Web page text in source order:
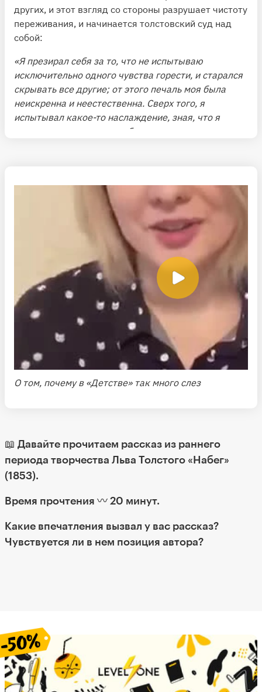
других, и этот взгляд со стороны разрушает чистоту
переживания, и начинается толстовский суд над
собой:
«Я презирал себя за то, что не испытываю
исключительно одного чувства горести, и старался
скрывать все другие; от этого печаль моя была
неискренна и неестественна. Сверх того, я
испытывал какое-то наслаждение, зная, что я
несчастлив, старался возбуждать сознание
🙇 Осознать в себе «эгоистическое чувство»,
преодолеть его с помощью откровенного
самоанализа и найти дорогу назад к стихийному,
синтетическому восприятию — это задача, которую
пытаются решить и герои романов Толстого — Пьер
Безухов, Константин Левин, Дмитрий Нехлюдов.
О том, почему в «Детстве» так много слез
📖 Давайте прочитаем рассказ из раннего
периода творчества Льва Толстого «Набег»
(1853).
Время прочтения 〰️ 20 минут.
Какие впечатления вызвал у вас рассказ?
Чувствуется ли в нем позиция автора?